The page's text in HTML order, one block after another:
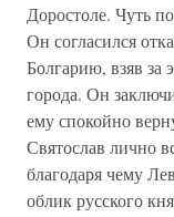
Доростоле. Чуть
Он согласился
Болгарию, взяв за
города. Он
ему спокойно
Святослав лично
благодаря чему
облик русского